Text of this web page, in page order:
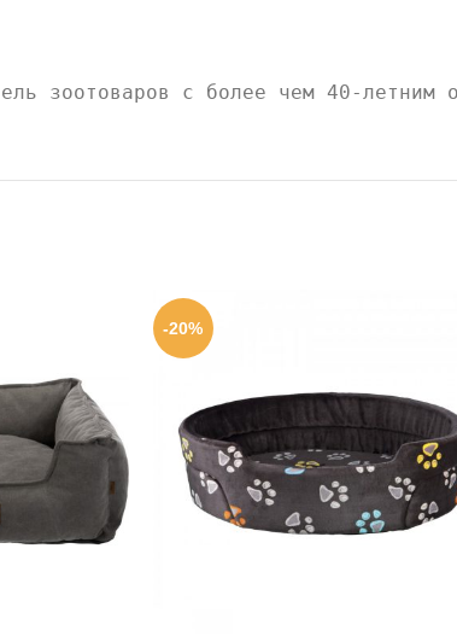
зоотоваров с более чем 40-летним
-20%